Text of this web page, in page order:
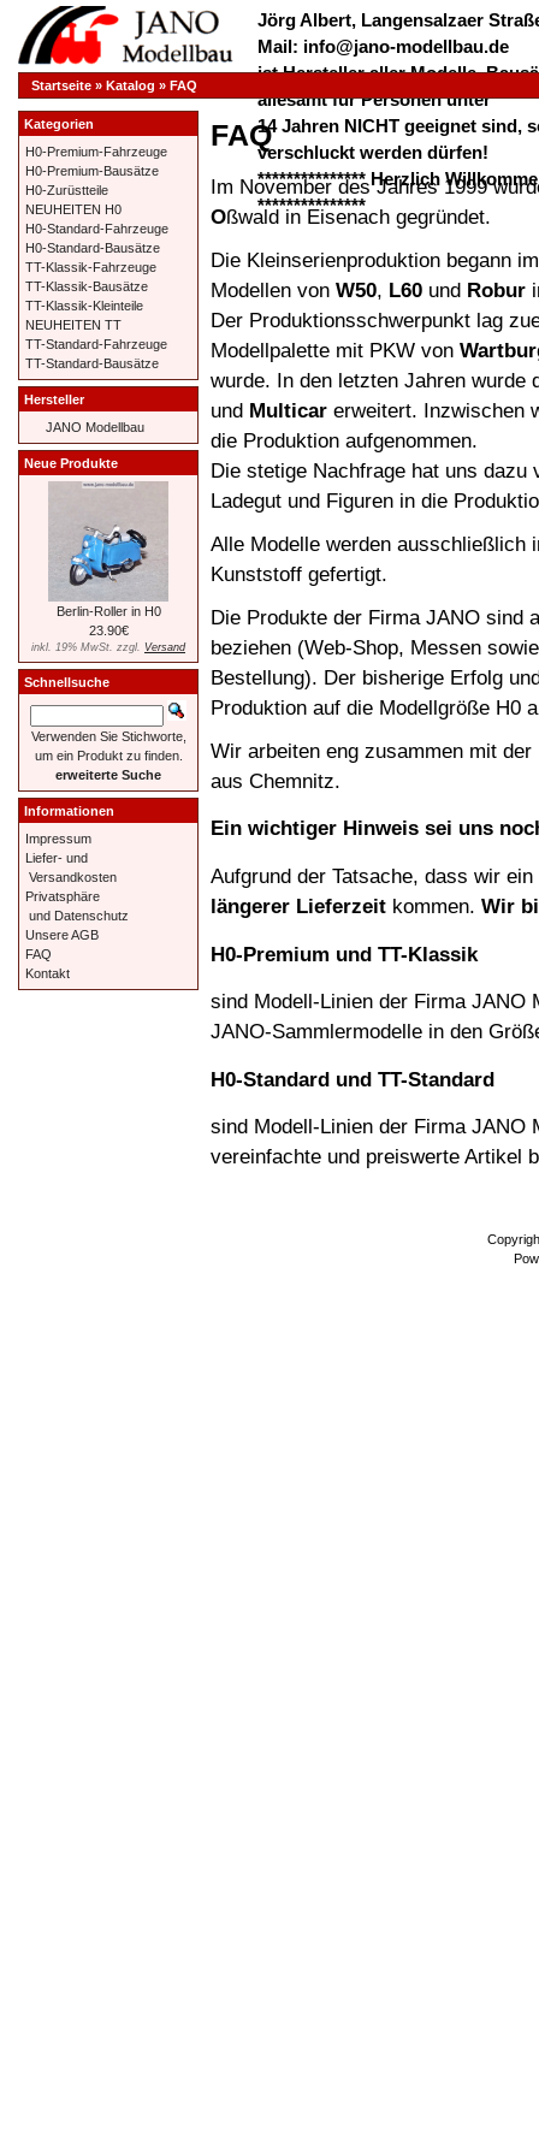
Jörg Albert, Langensalzaer
Mail: info@jano-modellbau.de
ist Hersteller aller Modelle,
allesamt für Personen unter
14 Jahren NICHT geeignet sind,
verschluckt werden dürfen!
*************** Herzlich
***************
Startseite » Katalog » FAQ
FAQ
Im November des Jahres 1999
Oßwald in Eisenach gegründet.
Die Kleinserienproduktion begann
Modellen von W50, L60 und Robur
Der Produktionsschwerpunkt lag
Modellpalette mit PKW von
wurde. In den letzten Jahren
und Multicar erweitert. Inzwischen
die Produktion aufgenommen.
Die stetige Nachfrage hat uns
Ladegut und Figuren in die
Alle Modelle werden ausschließlich
Kunststoff gefertigt.
Die Produkte der Firma JANO sind
beziehen (Web-Shop, Messen
Bestellung). Der bisherige Erfolg
Produktion auf die Modellgröße H0
Wir arbeiten eng zusammen mit
aus Chemnitz.
Ein wichtiger Hinweis sei uns
Aufgrund der Tatsache, dass wir
längerer Lieferzeit kommen. Wir
H0-Premium und TT-Klassik
sind Modell-Linien der Firma JANO
JANO-Sammlermodelle in den
H0-Standard und TT-Standard
sind Modell-Linien der Firma JANO
vereinfachte und preiswerte Artikel
Kategorien
H0-Premium-Fahrzeuge
H0-Premium-Bausätze
H0-Zurüstteile
NEUHEITEN H0
H0-Standard-Fahrzeuge
H0-Standard-Bausätze
TT-Klassik-Fahrzeuge
TT-Klassik-Bausätze
TT-Klassik-Kleinteile
NEUHEITEN TT
TT-Standard-Fahrzeuge
TT-Standard-Bausätze
Hersteller
JANO Modellbau
Neue Produkte
Berlin-Roller in H0
23.90€
inkl. 19% MwSt. zzgl. Versand
Schnellsuche
Verwenden Sie Stichworte,
um ein Produkt zu finden.
erweiterte Suche
Informationen
Impressum
Liefer- und
Versandkosten
Privatsphäre
und Datenschutz
Unsere AGB
FAQ
Kontakt